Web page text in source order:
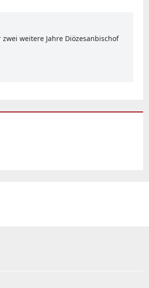
weitere Jahre Diözesanbischof